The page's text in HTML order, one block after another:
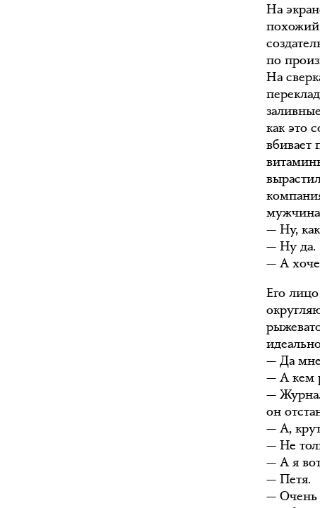
На
похожий
по
На
как это
вбивает
— Ну,
— Ну да.
— А
Его
— Да мне
— А кем
—
он
— А,
— Не
— А я
— Петя.
— Очень